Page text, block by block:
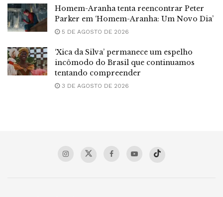
Homem-Aranha tenta reencontrar Peter
Parker em ‘Homem-Aranha: Um Novo Dia’
5 DE AGOSTO DE 2026
‘Xica da Silva’ permanece um espelho
incômodo do Brasil que continuamos
tentando compreender
3 DE AGOSTO DE 2026